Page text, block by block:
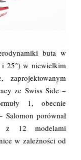
buta w
i 25°) w niewielkim
zaprojektowanym
ze Swiss Side –
1, obecnie
porównał
z 12 modelami
w zależności od